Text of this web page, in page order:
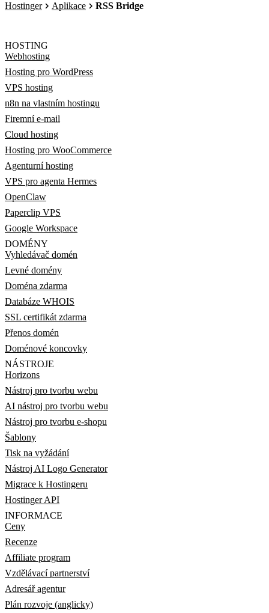
Hostinger Aplikace RSS Bridge
HOSTING
Webhosting
Hosting pro WordPress
VPS hosting
n8n na vlastním hostingu
Firemní e-mail
Cloud hosting
Hosting pro WooCommerce
Agenturní hosting
VPS pro agenta Hermes
OpenClaw
Paperclip VPS
Google Workspace
DOMÉNY
Vyhledávač domén
Levné domény
Doména zdarma
Databáze WHOIS
SSL certifikát zdarma
Přenos domén
Doménové koncovky
NÁSTROJE
Horizons
Nástroj pro tvorbu webu
AI nástroj pro tvorbu webu
Nástroj pro tvorbu e-shopu
Šablony
Tisk na vyžádání
Nástroj AI Logo Generator
Migrace k Hostingeru
Hostinger API
INFORMACE
Ceny
Recenze
Affiliate program
Vzdělávací partnerství
Adresář agentur
Plán rozvoje (anglicky)